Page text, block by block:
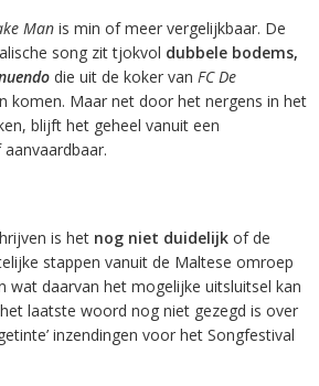
Man is min of meer vergelijkbaar. De
song zit tjokvol dubbele bodems,
die uit de koker van FC De
komen. Maar net door het nergens in het
blijft het geheel vanuit een
is het nog niet duidelijkof de
stappen vanuit de Maltese omroep
wat daarvan het mogelijke uitsluitsel kan
laatste woord nog niet gezegd is over
inzendingen voor het Songfestival